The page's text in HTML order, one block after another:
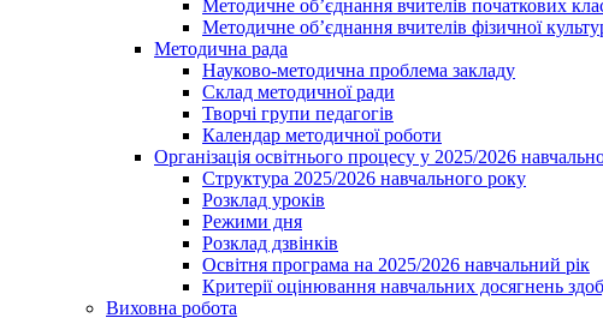
Методичне об’єднання вчителів початкових
Методичне об’єднання вчителів фізичної
Методична рада
Науково-методична проблема закладу
Склад методичної ради
Творчі групи педагогів
Календар методичної роботи
Організація освітнього процесу у 2025/2026
Структура 2025/2026 навчального року
Розклад уроків
Режими дня
Розклад дзвінків
Освітня програма на 2025/2026 навчальний рік
Критерії оцінювання навчальних досягнень
Виховна робота